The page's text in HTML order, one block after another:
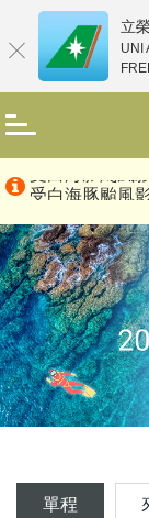
受白海豚颱風
單程
立
UNI